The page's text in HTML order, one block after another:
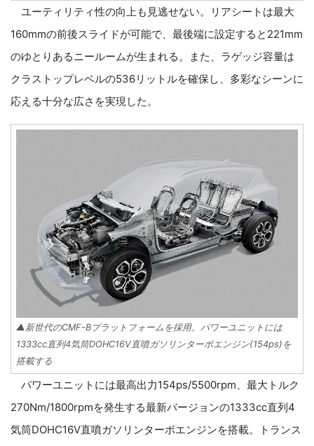
ユーティリティ性の向上も見逃せない。リアシートは最大
160mmの前後スライドが可能で、最後端に設定すると221mm
のゆとりあるニールームが生まれる。また、ラゲッジ容量は
クラストップレベルの536リットルを確保し、多彩なシーンに
応える十分な広さを実現した。
▲新世代のCMF-Bプラットフォームを採用。パワーユニットには
1333cc直列4気筒DOHC16V直噴ガソリンターボエンジン(154ps)を
搭載する
パワーユニットには最高出力154ps/5500rpm、最大トルク
270Nm/1800rpmを発生する最新バージョンの1333cc直列4
気筒DOHC16V直噴ガソリンターボエンジンを搭載。トランス